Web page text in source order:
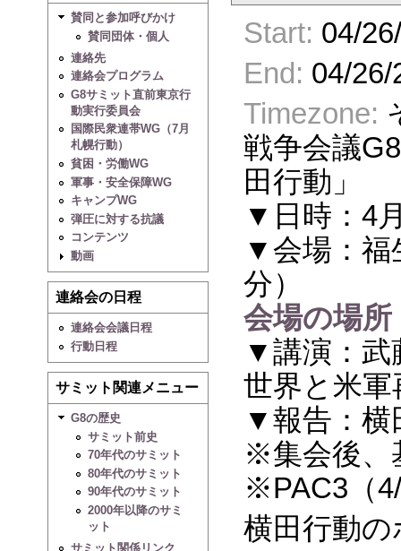
賛同と参加呼びかけ
賛同団体・個人
連絡先
連絡会プログラム
G8サミット直前東京行
動実行委員会
国際民衆連帯WG（7月
札幌行動）
貧困・労働WG
軍事・安全保障WG
キャンプWG
弾圧に対する抗議
コンテンツ
動画
連絡会の日程
連絡会会議日程
行動日程
サミット関連メニュー
G8の歴史
サミット前史
70年代のサミット
80年代のサミット
90年代のサミット
2000年以降のサミ
ット
サミット関係リンク
Start: 04/
End: 04/26/
Timezone:
戦争会議
田行動」
▼日時：4
▼会場：福
分）
会場の場所
▼講演：武
世界と米軍
▼報告：横
※集会後、
※PAC3（
横田行動